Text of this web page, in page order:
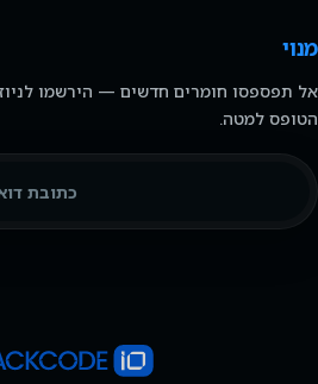
מנוי
אל תפספסו חומרים חדשים — הירשמו
הטופס למטה.